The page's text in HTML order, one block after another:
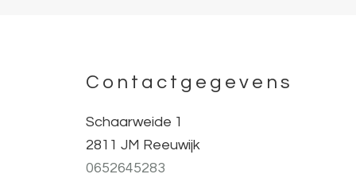
Footer
Contactgegevens
Schaarweide 1
2811 JM Reeuwijk
0652645283